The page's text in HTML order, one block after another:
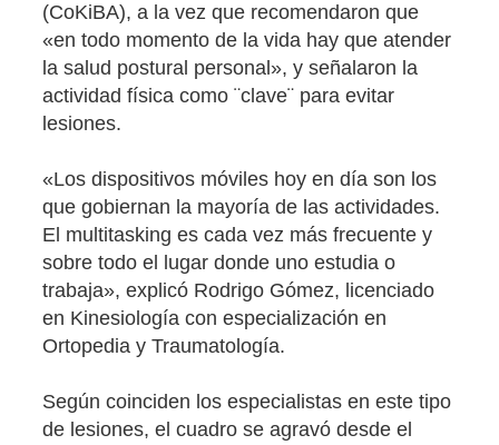
(CoKiBA), a la vez que recomendaron que
«en todo momento de la vida hay que atender
la salud postural personal», y señalaron la
actividad física como ¨clave¨ para evitar
lesiones.
«Los dispositivos móviles hoy en día son los
que gobiernan la mayoría de las actividades.
El multitasking es cada vez más frecuente y
sobre todo el lugar donde uno estudia o
trabaja», explicó Rodrigo Gómez, licenciado
en Kinesiología con especialización en
Ortopedia y Traumatología.
Según coinciden los especialistas en este tipo
de lesiones, el cuadro se agravó desde el